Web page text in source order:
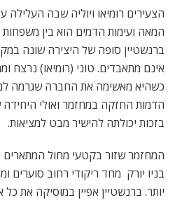
הצעירים רומיאו ויוליה שבה העלילה
המאה ועימות הדמים הוא בין
ברנשטיין סופה של היצירה שונה
אינם מתאבדים. טוני (רומיאו) נרצח
כשהיא מאשימה את החברה שגרמה
הדמות החזקה במחזמר ואולי היחידה
בזכות יכולתה להישיר מבט למציאות.
המחזמר שזור בקטעי מחול המתארים
בניו יורק  מחד ריקודי רחוב סוערים
יותר. ברנשטיין אפיין במוסיקה את